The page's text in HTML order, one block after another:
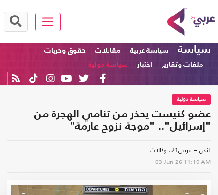
سياسة سياسة عربية مقابلات
حقوق وحريات
ملفات وتقارير
اختبار سياسة دولية
سياسة دولية
عضو كنيست يحذر من تنامي الهجرة من
"إسرائيل".. "موجة نزوح عارمة"
لندن – عربي21، وكالات
03-Jun-26 11:19 AM